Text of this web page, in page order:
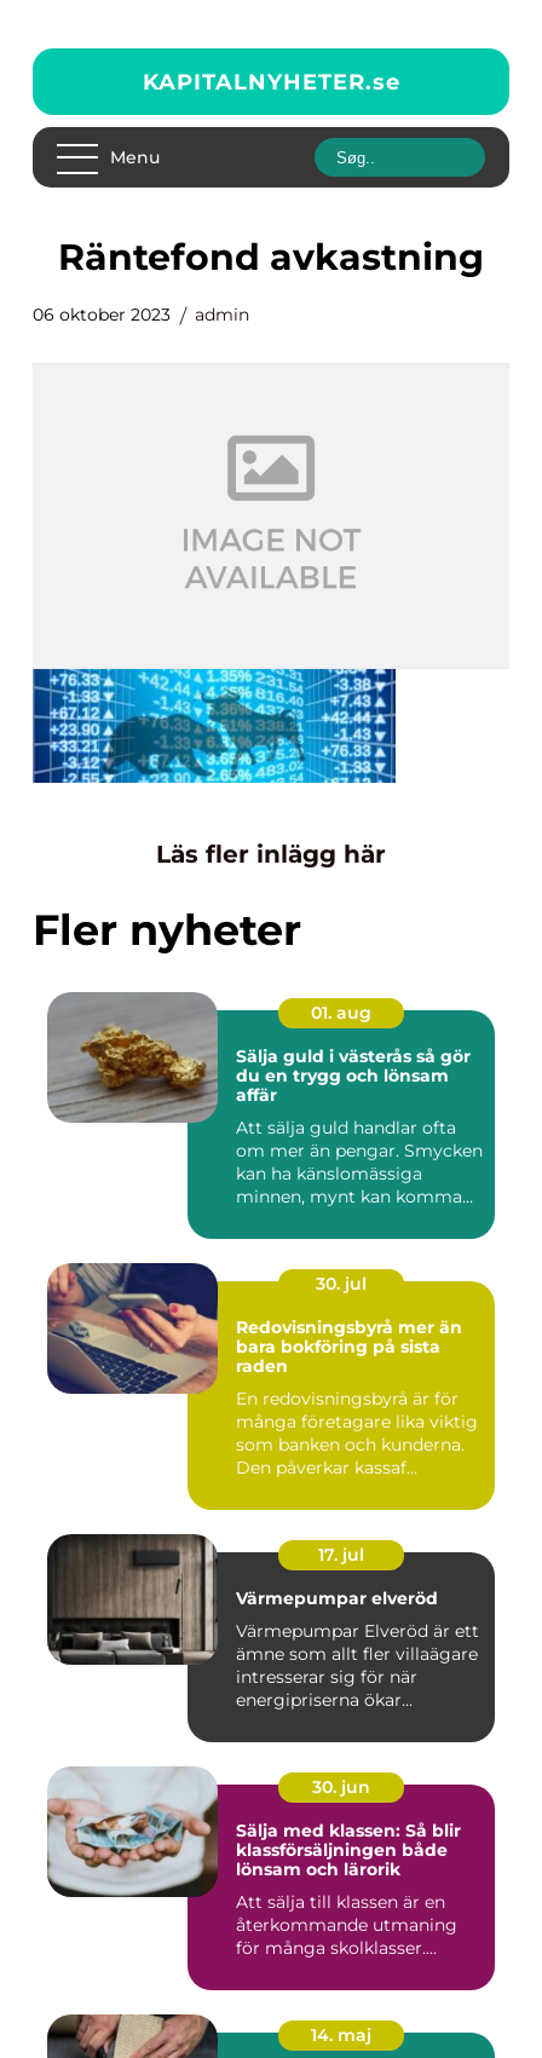
KAPITALNYHETER.se
Menu
räntefond avkastning
06 oktober 2023 admin
Läs fler inlägg här
Fler nyheter
01. aug
Sälja guld i västerås så gör
du en trygg och lönsam
affär
Att sälja guld handlar ofta
om mer än pengar. Smycken
kan ha känslomässiga
minnen, mynt kan komma
30. jul
Redovisningsbyrå mer än
bara bokföring på sista
raden
En redovisningsbyrå är för
många företagare lika viktig
som banken och kunderna.
Den påverkar kassaf...
17. jul
Värmepumpar elveröd
Värmepumpar Elveröd är ett
ämne som allt fler villaägare
intresserar sig för när
energipriserna ökar...
30. jun
Sälja med klassen: Så blir
klassförsäljningen både
lönsam och lärorik
Att sälja till klassen är en
återkommande utmaning
för många skolklasser....
14. maj